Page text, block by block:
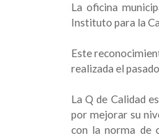
La oficina
Instituto para la
Este
realizada el
La Q de Calidad
por mejorar su
con la norma de